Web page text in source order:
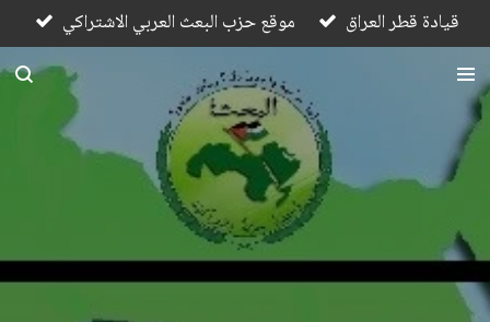
Skip
to
main
موقع حزب البعث العربي الاشتراكي قيادة قطر العراق